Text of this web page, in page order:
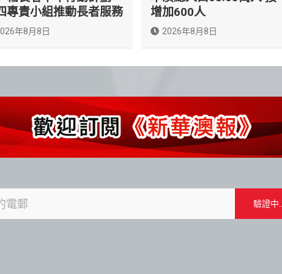
專責小組推動長者服務
年8月8日
增加600人
2026年8月8日